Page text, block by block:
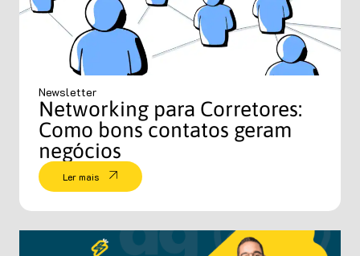
Newsletter
Networking para Corretores:
Como bons contatos geram
negócios
Ler mais